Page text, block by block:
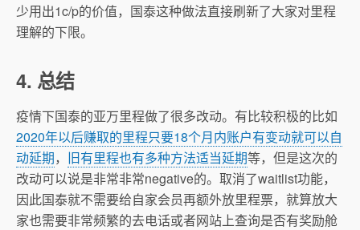
少用出1c/p的价值，国泰这种做法直接刷新了大家对里程
理解的下限。
4. 总结
疫情下国泰的亚万里程做了很多改动。有比较积极的比如
2020年以后赚取的里程只要18个月内账户有变动就可以自
动延期， 旧有里程也有多种方法适当延期等，但是这次的
改动可以说是非常非常negative的。取消了waitlist功能，
因此国泰就不需要给自家会员再额外放里程票，就算放大
家也需要非常频繁的去电话或者网站上查询是否有奖励舱